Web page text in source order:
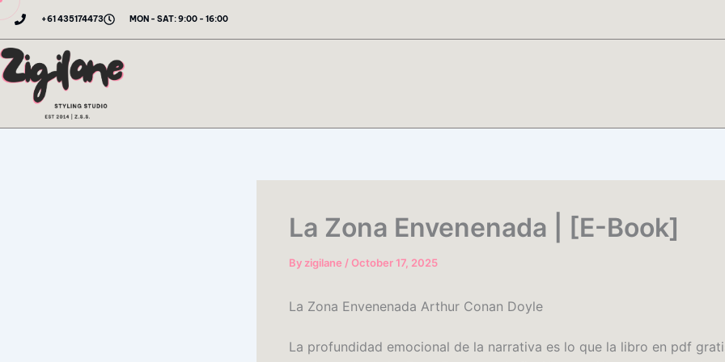
Skip
content
+61 435174473 MON - SAT: 9:00 - 16:00
La Zona Envenenada | [E-Book]
By zigilane /October 17, 2025
La Zona Envenenada Arthur Conan Doyle
La profundidad emocional de la narrativa es lo que la libro en pdf